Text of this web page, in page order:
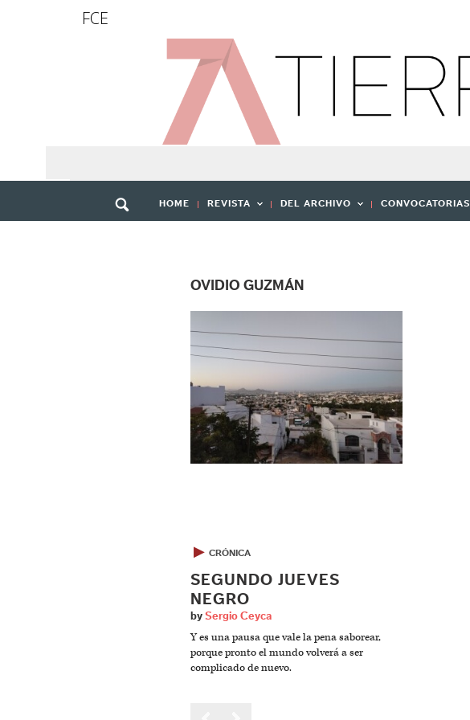
FCE
HOME REVISTA DEL ARCHIVO CONVOCATORIAS
OVIDIO GUZMÁN
▶ CRÓNICA
SEGUNDO JUEVES
NEGRO
by Sergio Ceyca
Y es una pausa que vale la pena saborear,
porque pronto el mundo volverá a ser
complicado de nuevo.